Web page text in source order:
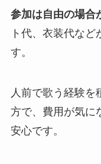
参加は自由の場合
ト代、衣装代など
す。
人前で歌う経験を
方で、費用が気に
安心です。